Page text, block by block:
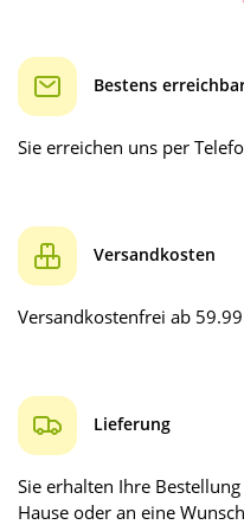
Bestens
Sie erreichen uns per
Versandkosten
Versandkostenfrei ab
Lieferung
Sie erhalten Ihre
Hause oder an eine